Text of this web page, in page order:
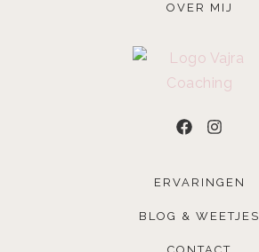
OVER MIJ
ERVARINGEN
BLOG & WEETJES